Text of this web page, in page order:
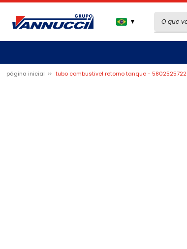
▼
página inicial tubo combustivel retorno tanque - 5802525722